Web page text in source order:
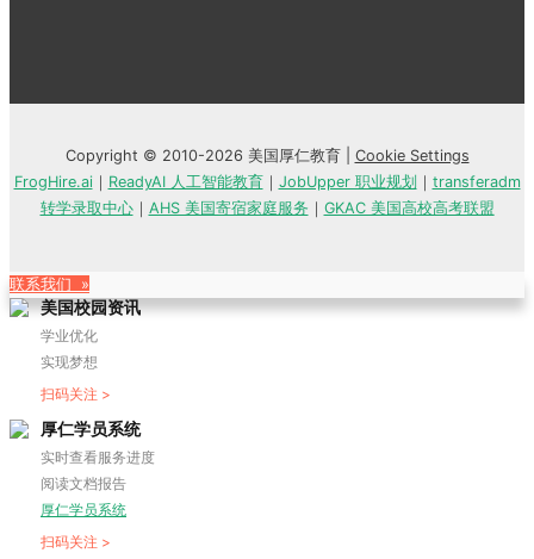
Copyright © 2010-2026 美国厚仁教育 | Cookie Settings
FrogHire.ai｜ ReadyAI 人工智能教育｜ JobUpper 职业规划 ｜ transferadm
转学录取中心｜ AHS 美国寄宿家庭服务 ｜ GKAC 美国高校高考联盟
联系我们 »
美国校园资讯
学业优化
实现梦想
扫码关注 >
厚仁学员系统
实时查看服务进度
阅读文档报告
厚仁学员系统
扫码关注 >